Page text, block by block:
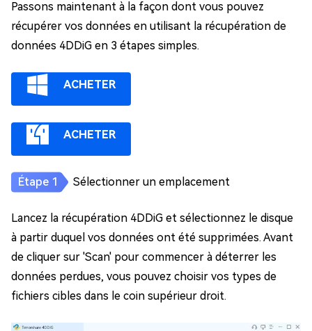
Passons maintenant à la façon dont vous pouvez
récupérer vos données en utilisant la récupération de
données 4DDiG en 3 étapes simples.
ACHETER
ACHETER
Sélectionner un emplacement
Lancez la récupération 4DDiG et sélectionnez le disque
à partir duquel vos données ont été supprimées. Avant
de cliquer sur 'Scan' pour commencer à déterrer les
données perdues, vous pouvez choisir vos types de
fichiers cibles dans le coin supérieur droit.